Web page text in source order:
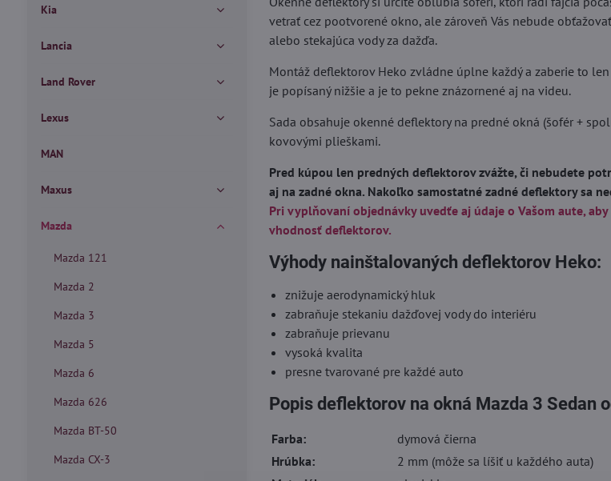
vetrať cez pootvorené okno, ale zároveň Vás nebude
alebo stekajúca vody za dažďa.
Montáž deflektorov Heko zvládne úplne každý a zaberie to
je popísaný nižšie a je to pekne znázornené aj na videu.
Sada obsahuje okenné deflektory na predné okná (šofér +
kovovými plieškami.
Pred kúpou len predných deflektorov zvážte, či nebudete
aj na zadné okna. Nakoľko samostatné zadné deflektory sa
Pri vyplňovaní objednávky uvedťe aj údaje o Vašom aute,
vhodnosť deflektorov.
Výhody nainštalovaných deflektorov Heko:
znižuje aerodynamický hluk
zabraňuje stekaniu dažďovej vody do interiéru
zabraňuje prievanu
vysoká kvalita
presne tvarované pre každé auto
Popis deflektorov na okná Mazda 3 Sedan
Farba:
dymová čierna
Hrúbka:
2 mm (môže sa líšiť u každého auta)
Kia
Lancia
Land Rover
Lexus
MAN
Maxus
Mazda
Mazda 121
Mazda 2
Mazda 3
Mazda 5
Mazda 6
Mazda 626
Mazda BT-50
Mazda CX-3